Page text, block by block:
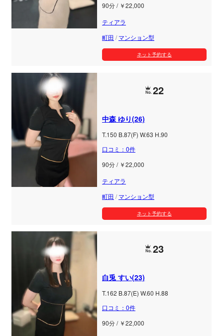
90分 / ￥22,000
ティアラ
町田 /マンション型
ネット予約する
22
中森 ゆり(26)
T.150 B.87(F) W.63 H.90
口コミ：0件
90分 / ￥22,000
ティアラ
町田 /マンション型
ネット予約する
23
白兎 すい(23)
T.162 B.87(E) W.60 H.88
口コミ：0件
90分 / ￥22,000